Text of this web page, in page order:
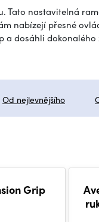
nastavitelná
nabízejí přesné
a dosáhli dokonalého
Od nejlevnějšího
Grip